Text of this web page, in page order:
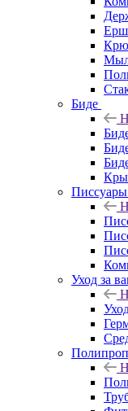
Ерш
Биде
Писсуары
Уход за